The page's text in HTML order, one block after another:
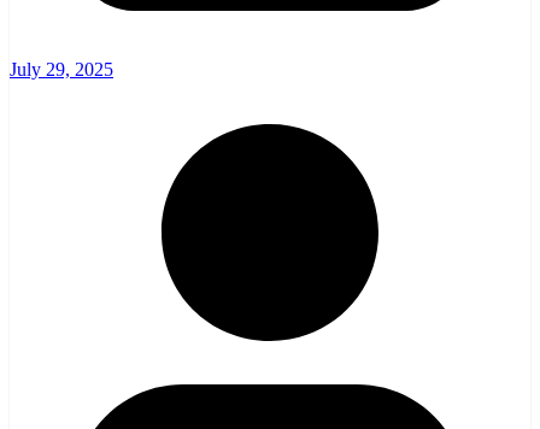
July 29, 2025